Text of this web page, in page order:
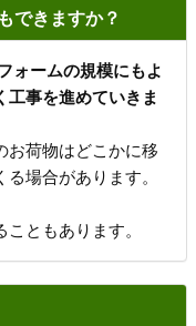
できますか？
ォームの規模にもよ
工事を進めていきま
お荷物はどこかに移
場合があります。
ともあります。